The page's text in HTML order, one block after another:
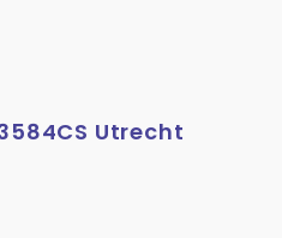
Utrecht